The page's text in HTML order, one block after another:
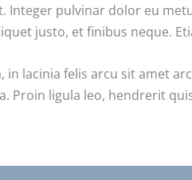
Integer pulvinar dolor eu
justo, et finibus neque.
in lacinia felis arcu sit amet
Proin ligula leo, hendrerit